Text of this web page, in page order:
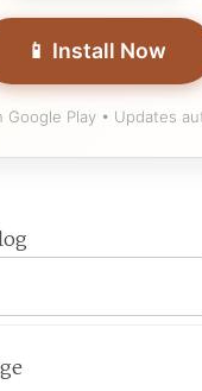
📱 Install Now
Google Play • Updates